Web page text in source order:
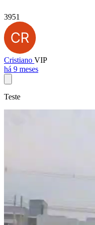
3951
Cristiano VIP
há 9 meses
Teste